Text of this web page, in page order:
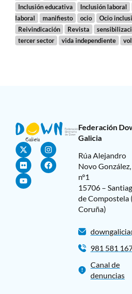
Inclusión educativa
Inclusión laboral
laboral
manifiesto ocio Ocio
Reivindicación
Revista
tercer sector
vida independiente
Federación
Galicia
Rúa Alejandro
Novo González,
nº1
15706 –
de Compostela
Coruña)
981 581
Canal de
denuncias